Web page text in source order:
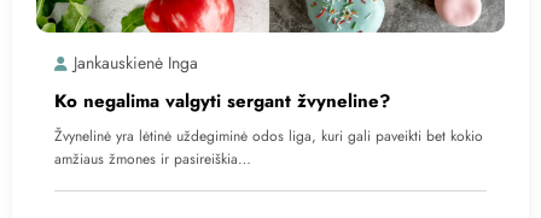
Jankauskienė Inga
Ko negalima valgyti sergant žvyneline?
Žvynelinė yra lėtinė uždegiminė odos liga, kuri gali paveikti bet kokio
amžiaus žmones ir pasireiškia…